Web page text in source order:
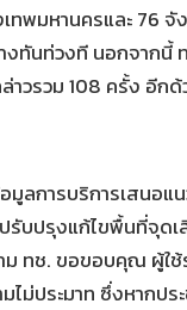
พมหานครและ 76 จั
ทันท่วงที นอกจากนี้
าวรวม 108 ครั้ง อีกด้
ลการบริการเสนอแ
รับปรุงแก้ไขพื้นที่จุด
ม ทช. ขอขอบคุณ ผู้ใ
ม่ประมาท ซึ่งหากปร